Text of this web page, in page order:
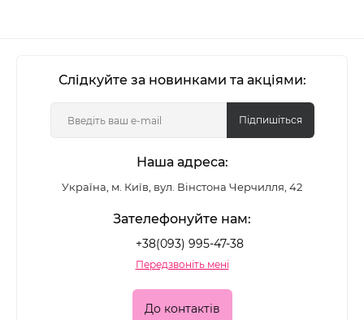
Слідкуйте за новинками та акціями:
Підпишіться
Наша адреса:
Україна, м. Київ, вул. Вінстона Черчилля, 42
Зателефонуйте нам:
+38(093) 995-47-38
Передзвоніть мені
До контактів